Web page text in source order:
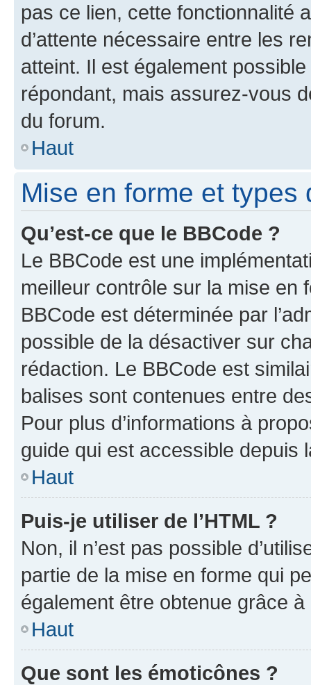
pas ce lien, cette fonctionnalité
d’attente nécessaire entre les
atteint. Il est également
répondant, mais assurez-vous
du forum.
Haut
Mise en forme et types
Qu’est-ce que le BBCode ?
Le BBCode est une
meilleur contrôle sur la mise en
BBCode est déterminée par
possible de la désactiver sur
rédaction. Le BBCode est
balises sont contenues entre
Pour plus d’informations à
guide qui est accessible depuis
Haut
Puis-je utiliser de l’HTML ?
Non, il n’est pas possible
partie de la mise en forme qui
également être obtenue grâce à
Haut
Que sont les émoticônes ?